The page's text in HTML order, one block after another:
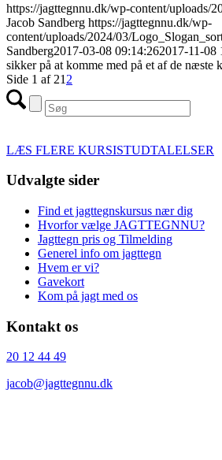
https://jagttegnnu.dk/wp-content/uploads/
Jacob Sandberg https://jagttegnnu.dk/wp-
content/uploads/2024/03/
Sandberg2017-03-08 09:14:262017-11-08
sikker på at komme med på et af de næste
Side 1 af 21 2
LÆS FLERE KURSISTUDTALELSER
Udvalgte sider
Find et jagttegnskursus nær dig
Hvorfor vælge JAGTTEGNNU?
Jagttegn pris og Tilmelding
Generel info om jagttegn
Hvem er vi?
Gavekort
Kom på jagt med os
Kontakt os
20 12 44 49
jacob@jagttegnnu.dk